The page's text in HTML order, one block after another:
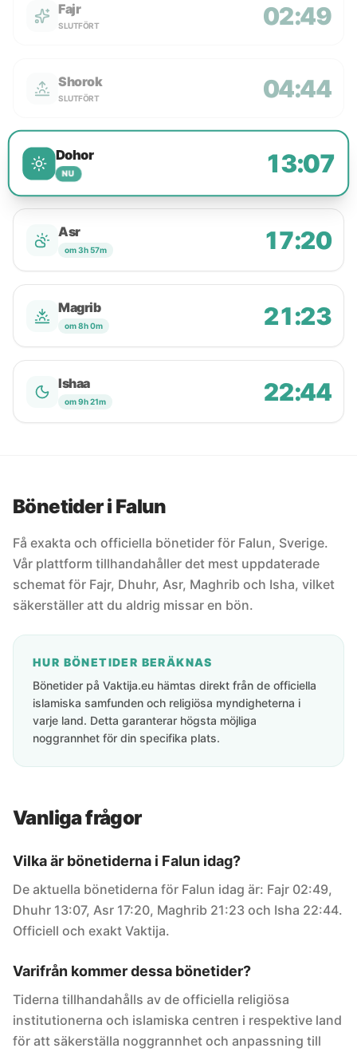
Fajr
SLUTFÖRT 02:49
Shorok
SLUTFÖRT 04:44
Dohor
NU 13:07
Asr
om 3h 57m 17:20
Magrib
om 8h 0m 21:23
Ishaa
om 9h 21m 22:44
Bönetider i Falun
Få exakta och officiella bönetider för Falun, Sverige.
Vår plattform tillhandahåller det mest uppdaterade
schemat för Fajr, Dhuhr, Asr, Maghrib och Isha, vilket
säkerställer att du aldrig missar en bön.
HUR BÖNETIDER BERÄKNAS
Bönetider på Vaktija.eu hämtas direkt från de officiella
islamiska samfunden och religiösa myndigheterna i
varje land. Detta garanterar högsta möjliga
noggrannhet för din specifika plats.
Vanliga frågor
Vilka är bönetiderna i Falun idag?
De aktuella bönetiderna för Falun idag är: Fajr 02:49,
Dhuhr 13:07, Asr 17:20, Maghrib 21:23 och Isha 22:44.
Officiell och exakt Vaktija.
Varifrån kommer dessa bönetider?
Tiderna tillhandahålls av de officiella religiösa
institutionerna och islamiska centren i respektive land
för att säkerställa noggrannhet och anpassning till